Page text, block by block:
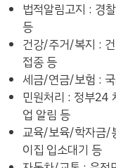
법적알림고지 : 경
등
건강/주거/복지 :
접종 등
세금/연금/보험 :
민원처리 : 정부24
업 알림 등
교육/보육/학자금/
이집 입소대기 등